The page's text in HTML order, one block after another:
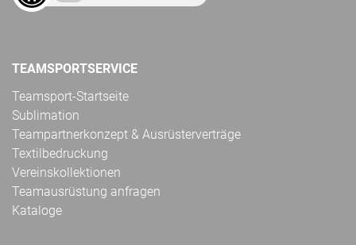
TEAMSPORTSERVICE
Teamsport-Startseite
Sublimation
Teampartnerkonzept & Ausrüsterverträge
Textilbedruckung
Vereinskollektionen
Teamausrüstung anfragen
Kataloge